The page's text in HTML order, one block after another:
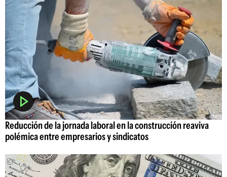
Reducción de la jornada laboral en la construcción reaviva
polémica entre empresarios y sindicatos